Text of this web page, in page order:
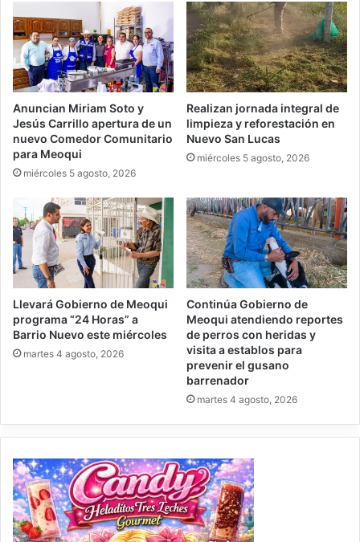
Anuncian Miriam Soto y
Jesús Carrillo apertura de un
nuevo Comedor Comunitario
para Meoqui
miércoles 5 agosto, 2026
Realizan jornada integral de
limpieza y reforestación en
Nuevo San Lucas
miércoles 5 agosto, 2026
Llevará Gobierno de Meoqui
programa “24 Horas” a
Barrio Nuevo este miércoles
martes 4 agosto, 2026
Continúa Gobierno de
Meoqui atendiendo reportes
de perros con heridas y
visita a establos para
prevenir el gusano
barrenador
martes 4 agosto, 2026